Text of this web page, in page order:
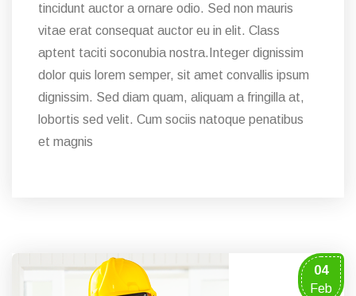
tincidunt auctor a ornare odio. Sed non mauris
vitae erat consequat auctor eu in elit. Class
aptent taciti soconubia nostra.Integer dignissim
dolor quis lorem semper, sit amet convallis ipsum
dignissim. Sed diam quam, aliquam a fringilla at,
lobortis sed velit. Cum sociis natoque penatibus
et magnis
04
Feb